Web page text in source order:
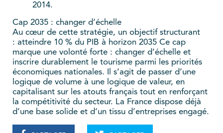
2014.
Cap 2035 : changer d’échelle
Au cœur de cette stratégie, un objectif structurant
: atteindre 10 % du PIB à horizon 2035 Ce cap
marque une volonté forte : changer d’échelle et
inscrire durablement le tourisme parmi les priorités
économiques nationales. Il s’agit de passer d’une
logique de volume à une logique de valeur, en
capitalisant sur les atouts français tout en renforçant
la compétitivité du secteur. La France dispose déjà
d’une base solide et d’un tissu d’entreprises engagé.